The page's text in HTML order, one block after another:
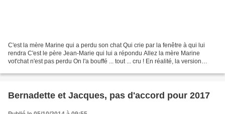
C'est la mère Marine qui a perdu son chat Qui crie par la fenêtre à qui lui
rendra C'est le père Jean-Marie qui lui a répondu Allez la mère Marine
vot'chat n'est pas perdu On l'a bouffé ... tout ... cru ! En réalité, la version
Bernadette et Jacques, pas d'accord pour 2017